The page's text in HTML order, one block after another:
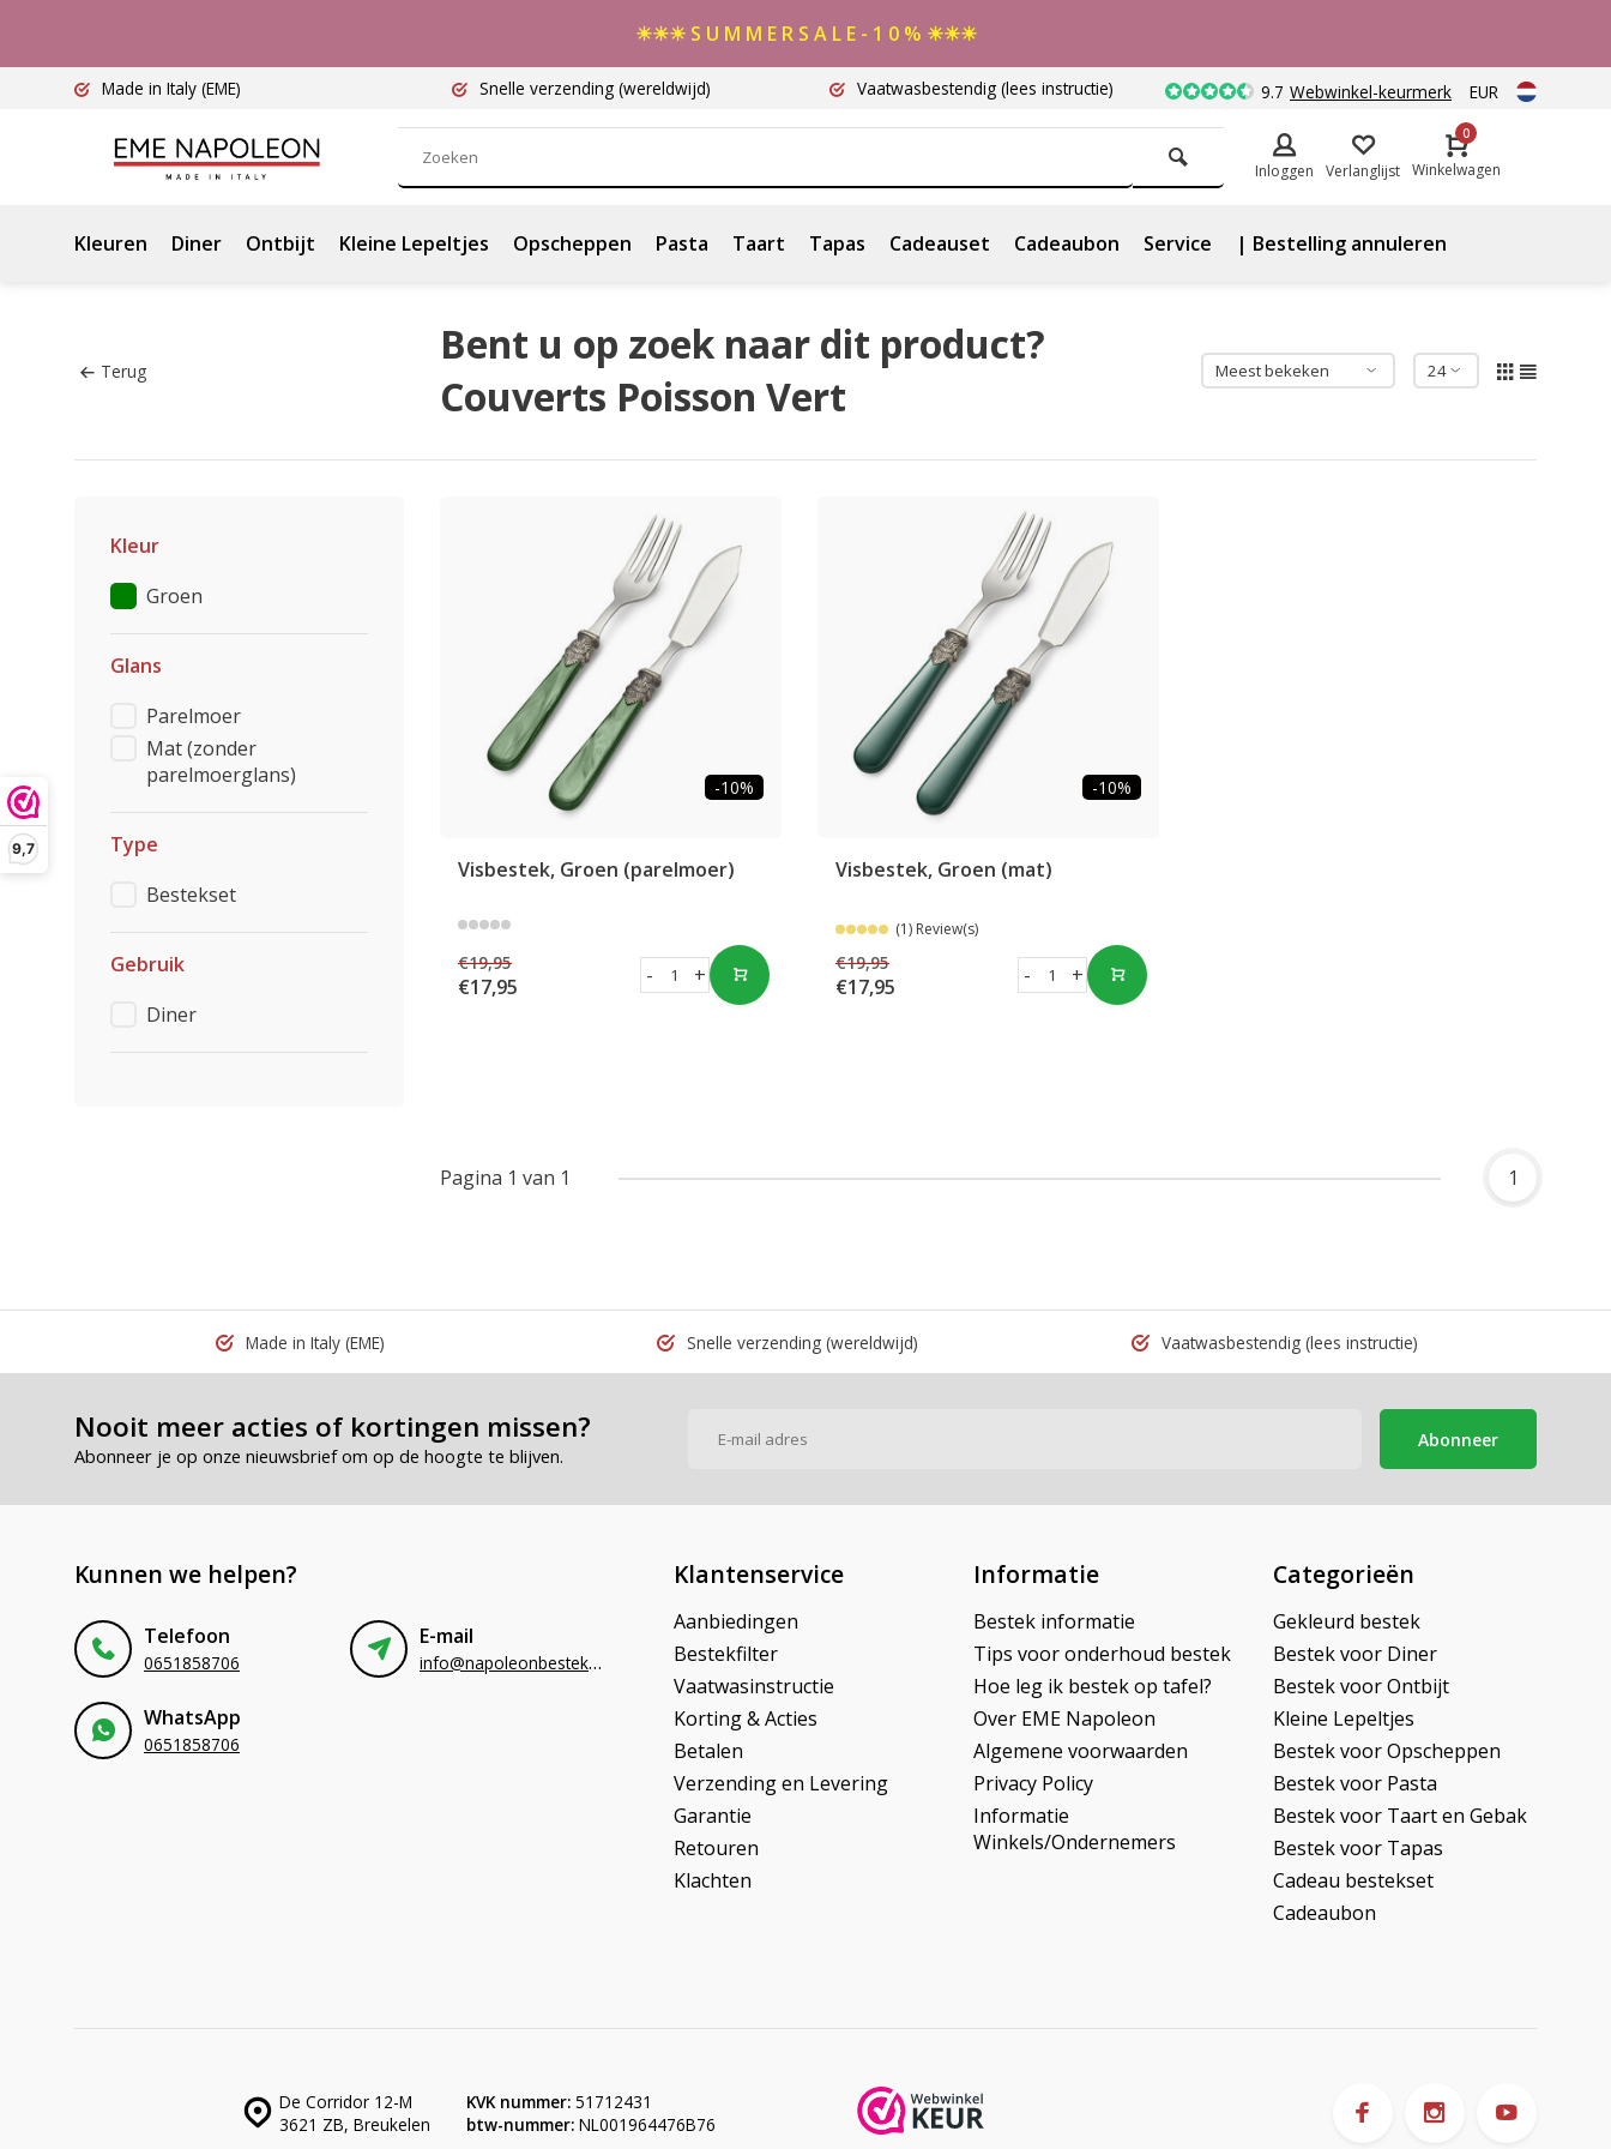
9,7
☀☀☀ S U M M E R S A L E - 1 0 % ☀☀☀
Made in Italy (EME) Snelle verzending (wereldwijd) Vaatwasbestendig (lees instructie) 9.7 Webwinkel-keurmerk EUR
Inloggen Verlanglijst
0
Winkelwagen
Kleuren Diner Ontbijt Kleine Lepeltjes Opscheppen Pasta Taart Tapas Cadeauset Cadeaubon Service | Bestelling annuleren
Terug
Bent u op zoek naar dit product?
Couverts Poisson Vert
Kleur
Groen
Glans
Parelmoer
Mat (zonder
parelmoerglans)
Type
Bestekset
Gebruik
Diner
-10%
Visbestek, Groen (parelmoer)
€19,95
€17,95 +
-
-10%
Visbestek, Groen (mat)
(1) Review(s)
€19,95
€17,95 +
-
Pagina 1 van 1 1
Made in Italy (EME) Snelle verzending (wereldwijd) Vaatwasbestendig(lees instructie)
Nooit meer acties of kortingen missen?
Abonneer je op onze nieuwsbrief om op de hoogte te blijven.
Abonneer
Kunnen we helpen?
Telefoon
0651858706
E-mail
info@napoleonbestek.nl
WhatsApp
0651858706
Klantenservice
Aanbiedingen
Bestekfilter
Vaatwasinstructie
Korting & Acties
Betalen
Verzending en Levering
Garantie
Retouren
Klachten
Informatie
Bestek informatie
Tips voor onderhoud bestek
Hoe leg ik bestek op tafel?
Over EME Napoleon
Algemene voorwaarden
Privacy Policy
Informatie
Winkels/Ondernemers
Categorieën
Gekleurd bestek
Bestek voor Diner
Bestek voor Ontbijt
Kleine Lepeltjes
Bestek voor Opscheppen
Bestek voor Pasta
Bestek voor Taart en Gebak
Bestek voor Tapas
Cadeau bestekset
Cadeaubon
De Corridor 12-M
3621 ZB, Breukelen
KVK nummer: 51712431
btw-nummer: NL001964476B76